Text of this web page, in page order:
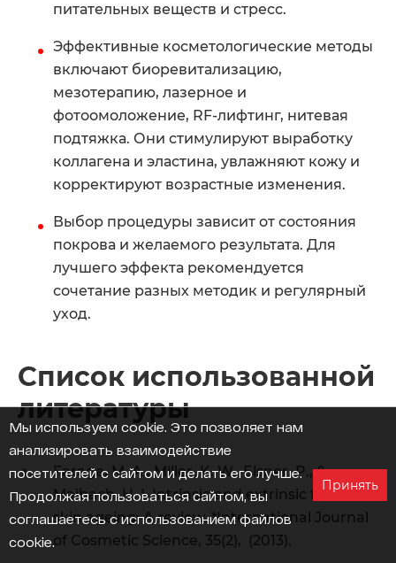
питательных веществ и стресс.
Эффективные косметологические методы
включают биоревитализацию,
мезотерапию, лазерное и
фотоомоложение, RF-лифтинг, нитевая
подтяжка. Они стимулируют выработку
коллагена и эластина, увлажняют кожу и
корректируют возрастные изменения.
Выбор процедуры зависит от состояния
покрова и желаемого результата. Для
лучшего эффекта рекомендуется
сочетание разных методик и регулярный
уход.
Список использованной
литературы
Farage, M. A., Miller, K. W., Elsner, P., &
Maibach, H. I. Intrinsic and extrinsic factors in
skin ageing: A review. *International Journal
of Cosmetic Science, 35(2), (2013).
Мы используем cookie. Это позволяет нам
анализировать взаимодействие
посетителей с сайтом и делать его лучше.
Продолжая пользоваться сайтом, вы
соглашаетесь с использованием файлов
cookie.
Принять